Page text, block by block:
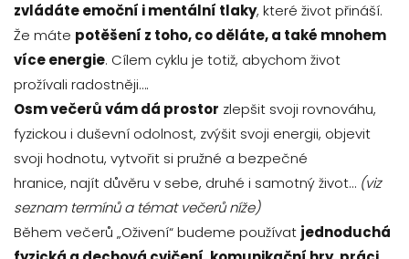
zvládáte emoční i mentální tlaky, které život přináší.
Že máte potěšení z toho, co děláte, a také mnohem
více energie. Cílem cyklu je totiž, abychom život
prožívali radostněji….
Osm večerů vám dá prostor zlepšit svoji rovnováhu,
fyzickou i duševní odolnost, zvýšit svoji energii, objevit
svoji hodnotu, vytvořit si pružné a bezpečné
hranice, najít důvěru v sebe, druhé i samotný život… (viz
seznam termínů a témat večerů níže)
Během večerů „Oživení“ budeme používat jednoduchá